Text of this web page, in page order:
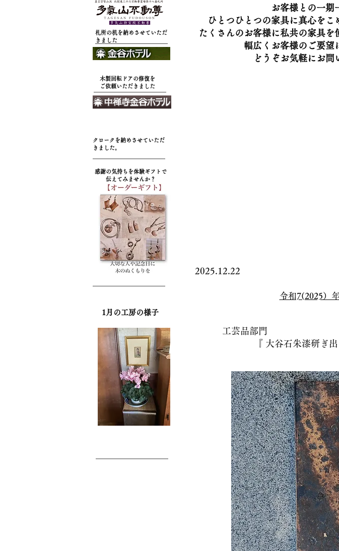
​感謝の気持ちを体験ギフトで
伝えてみませんか？
​クロークを納めさせていただ
きました。
札所の机を納めさせていただ
きました
木製回転ドアの修復を
​ご依頼いただきました
お客様との一期
ひとつひとつの家具に真心をこ
たくさんのお客様に私共の家具を
幅広くお客様のご要望
どうぞお気軽にお問
2025.12.22
令和7(2025）
工芸品部門
『 大谷石朱漆研ぎ出しプ
​1月の工房の様子